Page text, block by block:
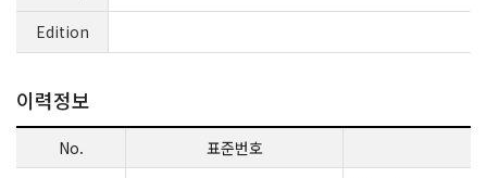
Edition
이력정보
No. 표준번호